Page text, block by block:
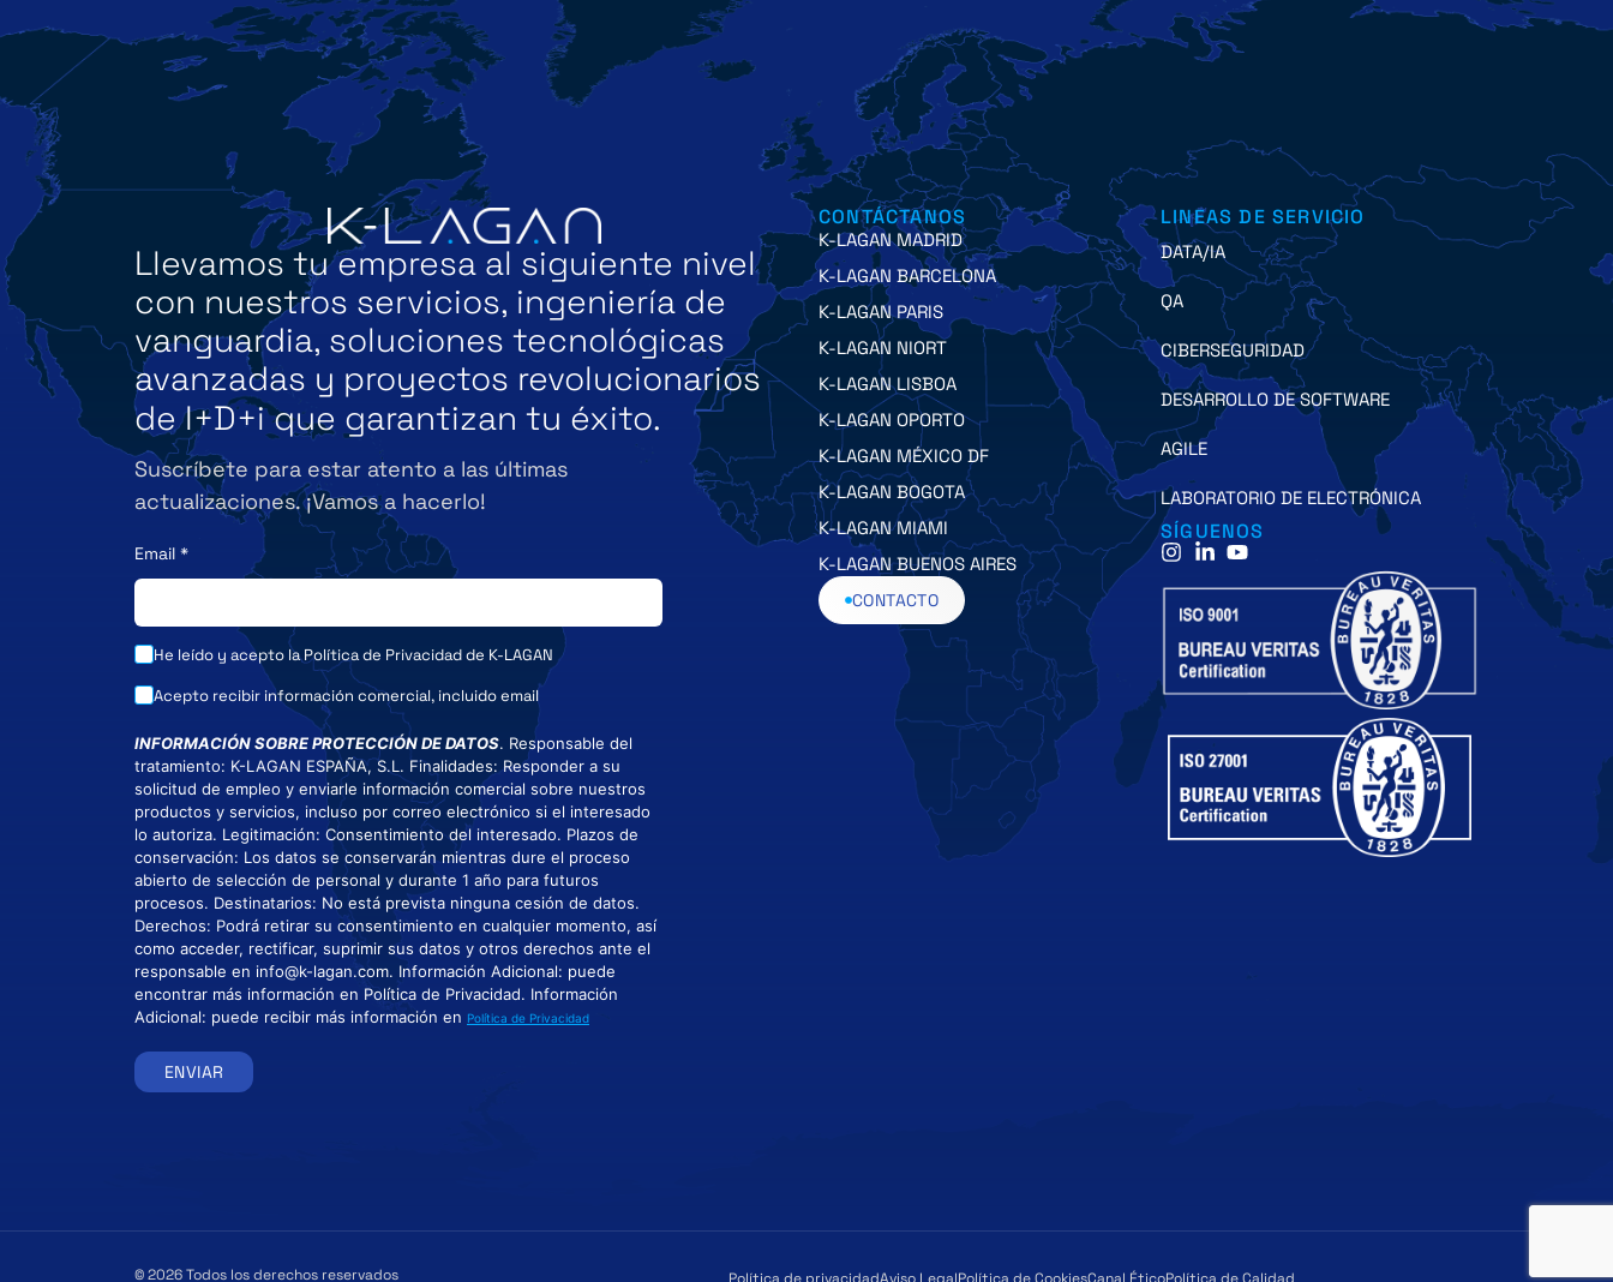
Llevamos tu empresa al siguiente nivel
con nuestros servicios, ingeniería de
vanguardia, soluciones tecnológicas
avanzadas y proyectos revolucionarios
de I+D+i que garantizan tu éxito.
Suscríbete para estar atento a las últimas
actualizaciones. ¡Vamos a hacerlo!
Email *
He leído y acepto laPolítica de Privacidadde K-LAGAN
Acepto recibir información comercial, incluido email
INFORMACIÓN SOBRE PROTECCIÓN DE DATOS. Responsable del
tratamiento: K-LAGAN ESPAÑA, S.L. Finalidades: Responder a su
solicitud de empleo y enviarle información comercial sobre nuestros
productos y servicios, incluso por correo electrónico si el interesado
lo autoriza. Legitimación: Consentimiento del interesado. Plazos de
conservación: Los datos se conservarán mientras dure el proceso
abierto de selección de personal y durante 1 año para futuros
procesos. Destinatarios: No está prevista ninguna cesión de datos.
Derechos: Podrá retirar su consentimiento en cualquier momento, así
como acceder, rectificar, suprimir sus datos y otros derechos ante el
responsable en info@k-lagan.com. Información Adicional: puede
encontrar más información en Política de Privacidad. Información
Adicional: puede recibir más información en Política de Privacidad
ENVIAR
CONTÁCTANOS
K-LAGAN MADRID
K-LAGAN BARCELONA
K-LAGAN PARIS
K-LAGAN NIORT
K-LAGAN LISBOA
K-LAGAN OPORTO
K-LAGAN MÉXICO DF
K-LAGAN BOGOTA
K-LAGAN MIAMI
K-LAGAN BUENOS AIRES
CONTACTO
LINEAS DE SERVICIO
DATA/IA
QA
CIBERSEGURIDAD
DESARROLLO DE SOFTWARE
AGILE
LABORATORIO DE ELECTRÓNICA
SÍGUENOS
© 2026 Todos los derechos reservados